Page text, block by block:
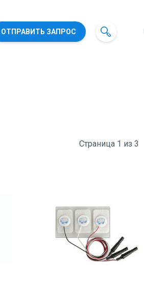
ОТПРАВИТЬ ЗАПРОС
Страница 1 из 3